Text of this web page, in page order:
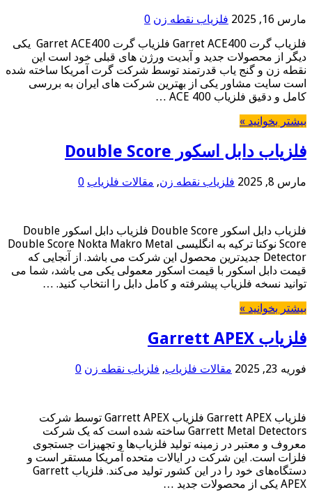
مارس 16, 2025 فلزیاب نقطه زن 0
فلزیاب گرت Garret ACE400 فلزیاب گرت Garret ACE400 یکی
دیگر از محصولات جدید و آبدیت ورژن های قبلی خود است این
نقطه زن و گنج یاب قدرتمند توسط شرکت گرت آمریکا ساخته شده
است سایت مشاور یکی از بهترین شرکت های ایران به بررسی
کامل و دقیق فلزیاب ACE 400 …
بیشتر بخوانید »
فلزیاب دابل اسکور Double Score
مارس 8, 2025 فلزیاب نقطه زن, مقالات فلزیاب 0
فلزیاب دابل اسکور Double Score فلزیاب دابل اسکور Double
Score نوکتا ترکیه به انگلیسی Double Score Nokta Makro Metal
Detector جدیدترین محصول این شرکت می باشد. از آنجایی که
قیمت دابل اسکور با قیمت اسکور معمولی یکی می باشد، شما می
توانید نسخه فلزیاب پیشرفته و کامل دابل را انتخاب کنید. …
بیشتر بخوانید »
فلزیاب Garrett APEX
فوریه 23, 2025 مقالات فلزیاب, فلزیاب نقطه زن 0
فلزیاب Garrett APEX فلزیاب Garrett APEX توسط شرکت
Garrett Metal Detectors ساخته شده است که یک شرکت
معروف و معتبر در زمینه تولید فلزیاب‌ها و تجهیزات جستجوی
فلزات است. این شرکت در ایالات متحده آمریکا مستقر است و
دستگاه‌های خود را در این کشور تولید می‌کند. فلزیاب Garrett
APEX یکی از محصولات جدید …